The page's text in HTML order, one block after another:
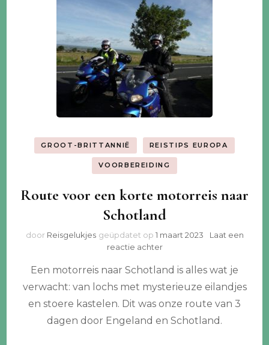
GROOT-BRITTANNIË REISTIPS EUROPA
VOORBEREIDING
Route voor een korte motorreis naar
Schotland
door Reisgelukjes geüpdatet op 1 maart 2023
Laat een
reactie achterop
voor
een
motorreis
naar
Een motorreis naar Schotland is alles wat je
verwacht: van lochs met mysterieuze eilandjes
en stoere kastelen. Dit was onze route van 3
dagen door Engeland en Schotland.